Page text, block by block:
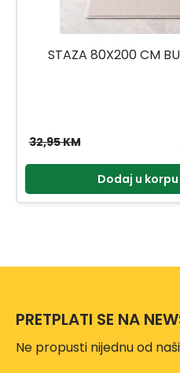
STAZA 80X200 CM
32,95 KM
Dodaj u korpu
PRETPLATI SE NA
Ne propusti nijednu od